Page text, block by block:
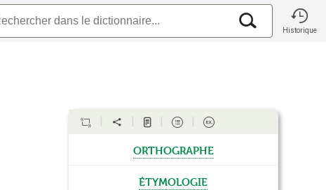
Historique
orthographe
étymologie